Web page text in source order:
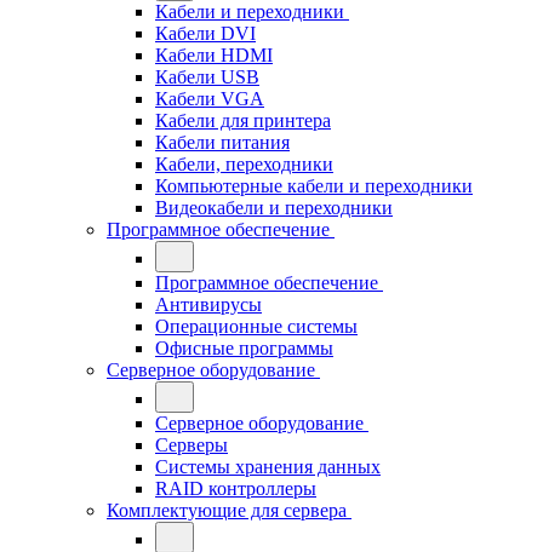
Кабели и переходники
Кабели DVI
Кабели HDMI
Кабели USB
Кабели VGA
Кабели для принтера
Кабели питания
Кабели, переходники
Компьютерные кабели и переходники
Видеокабели и переходники
Программное обеспечение
Программное обеспечение
Антивирусы
Операционные системы
Офисные программы
Серверное оборудование
Серверное оборудование
Серверы
Системы хранения данных
RAID контроллеры
Комплектующие для сервера